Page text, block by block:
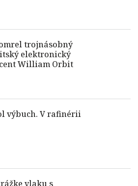
trojnásobný
elektronický
William Orbit
výbuch. V rafinérii
vlaku s